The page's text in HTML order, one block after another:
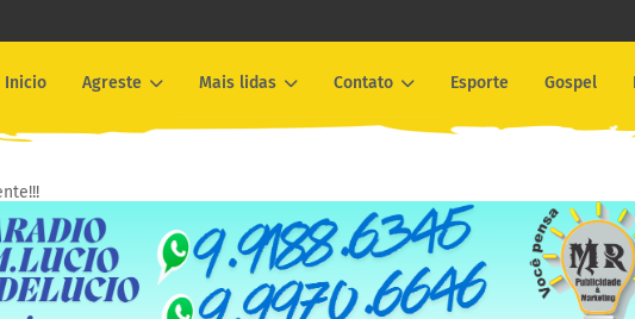
Inicio Agreste Mais lidas Contato Esporte Gospel